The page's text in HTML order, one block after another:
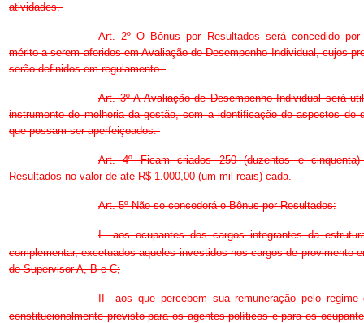
atividades.
Art. 2º O Bônus por Resultados será concedido por
mérito a serem aferidos em Avaliação de Desempenho Individual, cujos
serão definidos em regulamento.
Art. 3º A Avaliação de Desempenho Individual será
instrumento de melhoria da gestão, com a identificação de aspectos de
que possam ser aperfeiçoados.
Art. 4º Ficam criados 250 (duzentos e
Resultados no valor de até R$ 1.000,00 (um mil reais) cada.
Art. 5º Não se concederá o Bônus por Resultados:
I  aos ocupantes dos cargos integrantes da
complementar, excetuados aqueles investidos nos cargos de provimento
de Supervisor A, B e C;
II  aos que percebem sua remuneração pelo regime
constitucionalmente previsto para os agentes políticos e para os